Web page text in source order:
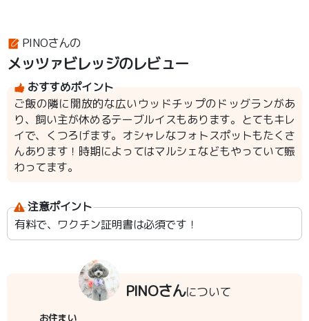
PINOさんの
メッツァビレッジのレビュー
おすすめポイント
ご飯の隣に開放的な広いウッドチップのドッグランがあ
り、飼い主が休めるテーブルイスもあります。とてもキレ
イで、くつろげます。オシャレなフォトスポットもたくさ
んあります！時期によってはマルシェなどもやっていて賑
わってます。
注意ポイント
有料で、ワクチン証明書は必須です！
PINOさんについて
お住まい